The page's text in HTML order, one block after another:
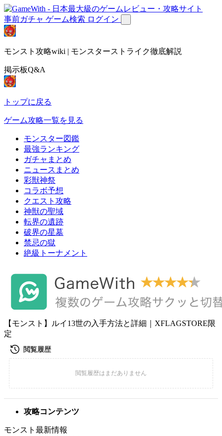
事前ガチャ ゲーム検索 ログイン
モンスト攻略wiki | モンスターストライク徹底解説
掲示板Q&A
トップに戻る
ゲーム攻略一覧を見る
モンスター図鑑
最強ランキング
ガチャまとめ
ニュースまとめ
彩獣神祭
コラボ予想
クエスト攻略
神獣の聖域
転界の遺跡
破界の星墓
禁忌の獄
絶級トーナメント
【モンスト】ルイ13世の入手方法と詳細｜XFLAGSTORE限
定
攻略コンテンツ
モンスト最新情報